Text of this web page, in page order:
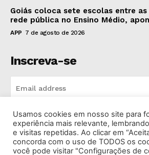
Goiás coloca sete escolas entre
rede pública no Ensino Médio,
APP 7 de agosto de 2026
Inscreva-se
INSCREVA-SE
I've read and accept the Privacy Policy.
Usamos cookies em nosso site para
experiência mais relevante,
e visitas repetidas. Ao clicar em
concorda com o uso de TODOS os
você pode visitar "Configurações de